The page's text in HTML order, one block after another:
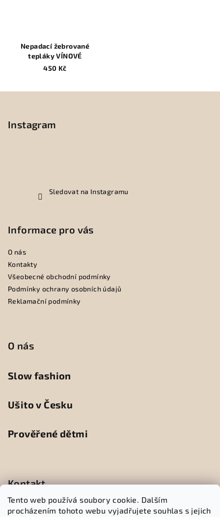
Tento web používá soubory cookie. Dalším
procházením tohoto webu vyjadřujete souhlas s jejich
Nepadací žebrované
tepláky VÍNOVÉ
450 Kč
Instagram
Sledovat na Instagramu
Informace pro vás
O nás
Kontakty
Všeobecné obchodní podmínky
Podmínky ochrany osobních údajů
Reklamační podmínky
O nás
Slow fashion
Ušito v Česku
Prověřené dětmi
Kontakt
info@peedleneedle.cz
+420 605 156 686